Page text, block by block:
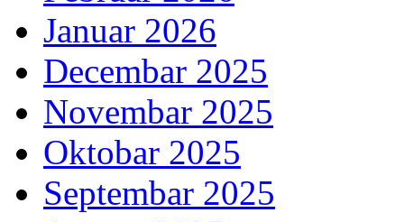
Januar 2026
Decembar 2025
Novembar 2025
Oktobar 2025
Septembar 2025